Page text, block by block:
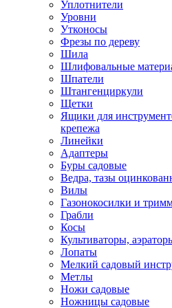
Уплотнители
Уровни
Утконосы
Фрезы по дереву
Шила
Шлифовальные
Шпатели
Штангенциркули
Щетки
Ящики для
крепежа
Линейки
Адаптеры
Буры садовые
Ведра, тазы
Вилы
Газонокосилки и
Грабли
Косы
Культиваторы,
Лопаты
Мелкий садовый
Метлы
Ножи садовые
Ножницы садовые